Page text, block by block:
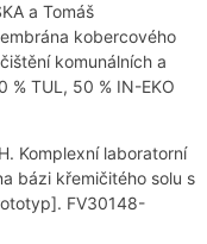
a Tomáš
kobercového
komunálních a
TUL, 50 % IN-EKO
Komplexní laboratorní
bázi křemičitého solu s
FV30148-